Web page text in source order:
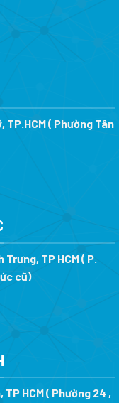
TP.HCM ( Phường Tân
TP HCM ( P.
cũ)
HCM ( Phường 24 ,